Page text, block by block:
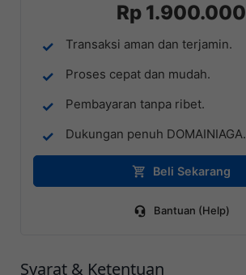
Rp 1.900.000
Transaksi aman dan terjamin.
Proses cepat dan mudah.
Pembayaran tanpa ribet.
Dukungan penuh DOMAINIAGA.
Beli Sekarang
Bantuan (Help)
Syarat & Ketentuan